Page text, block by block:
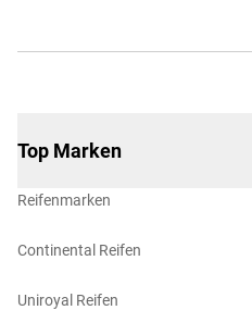
Top Marken
Reifenmarken
Continental Reifen
Uniroyal Reifen